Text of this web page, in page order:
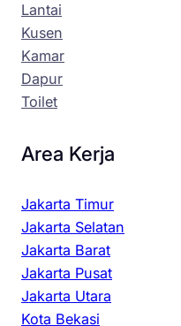
Lantai
Kusen
Kamar
Dapur
Toilet
Area Kerja
Jakarta Timur
Jakarta Selatan
Jakarta Barat
Jakarta Pusat
Jakarta Utara
Kota Bekasi